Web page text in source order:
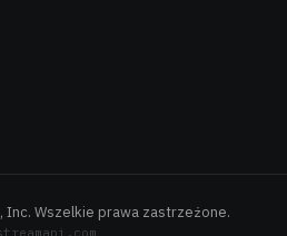
Wszelkie prawa zastrzeżone.